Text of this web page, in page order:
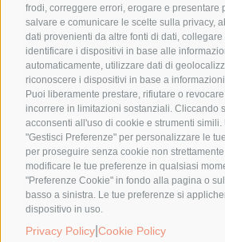
frodi, correggere errori, erogare e presentare
salvare e comunicare le scelte sulla privacy,
dati provenienti da altre fonti di dati,
identificare i dispositivi in base alle
automaticamente, utilizzare dati di
riconoscere i dispositivi in base a
Puoi liberamente prestare, rifiutare o
incorrere in limitazioni sostanziali. Cliccando
acconsenti all'uso di cookie e strumenti
"Gestisci Preferenze" per personalizzare le
per proseguire senza cookie non
modificare le tue preferenze in qualsiasi
"Preferenze Cookie" in fondo alla pagina o
basso a sinistra. Le tue preferenze si
dispositivo in uso.
Privacy Policy Cookie Policy
Le nostre amiche erbe:
11,90€
Aggiungi al carrello